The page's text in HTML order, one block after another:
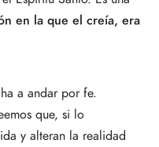
en la que el creía, era
a andar por fe.
que, si lo
y alteran la realidad